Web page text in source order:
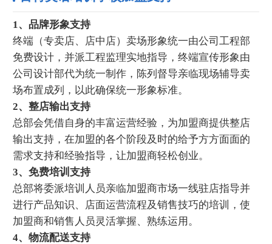
1、品牌形象支持
终端（专卖店、店中店）卖场形象统一由公司工程部
免费设计，并派工程监理实地指导，终端宣传形象由
公司设计部代为统一制作，陈列督导亲临现场辅导卖
场布置成列，以此确保统一形象标准。
2、整店输出支持
总部会凭借自身的丰富运营经验，为加盟商提供整店
输出支持，在加盟的各个阶段及时的给予方方面面的
需求支持和经验指导，让加盟商轻松创业。
3、免费培训支持
总部将委派培训人员亲临加盟商市场一线驻店指导并
进行产品知识、店面运营流程及销售技巧的培训，使
加盟商和销售人员灵活掌握、熟练运用。
4、物流配送支持